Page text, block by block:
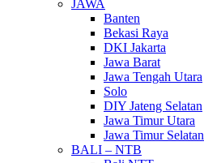
JAWA
Banten
Bekasi Raya
DKI Jakarta
Jawa Barat
Jawa Tengah Utara
Solo
DIY Jateng Selatan
Jawa Timur Utara
Jawa Timur Selatan
BALI – NTB